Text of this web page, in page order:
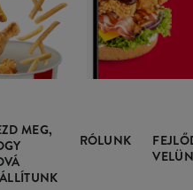
MEG,
RÓLUNK